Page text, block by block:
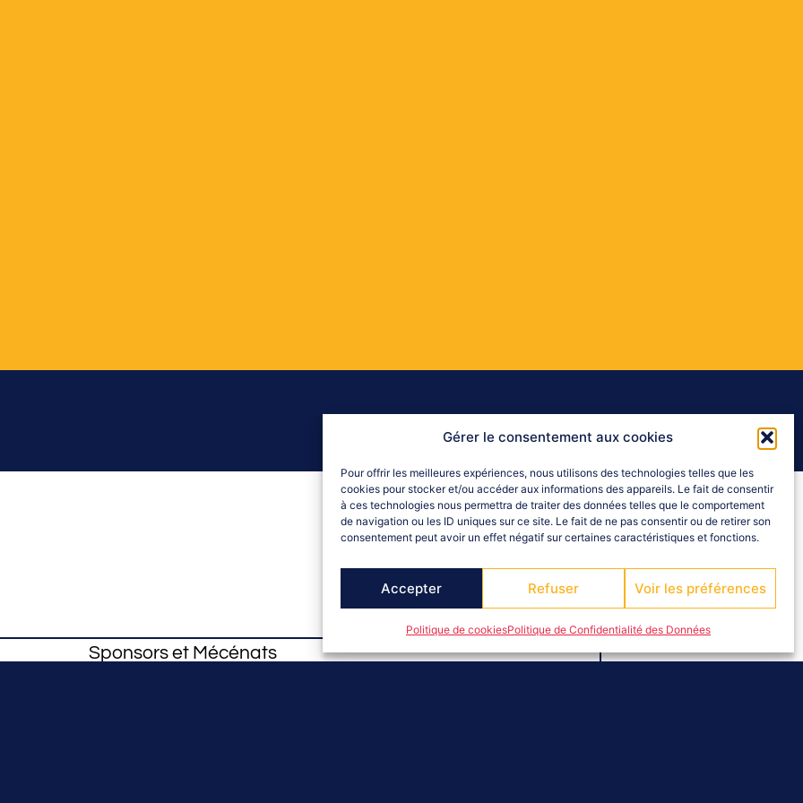
Gérer le consentement aux cookies
Pour offrir les meilleures expériences, nous utilisons des technologies telles que les
cookies pour stocker et/ou accéder aux informations des appareils. Le fait de consentir
à ces technologies nous permettra de traiter des données telles que le comportement
de navigation ou les ID uniques sur ce site. Le fait de ne pas consentir ou de retirer son
consentement peut avoir un effet négatif sur certaines caractéristiques et fonctions.
Accepter Refuser Voir les préférences
Politique de cookiesPolitique de Confidentialité des Données
Sponsors et Mécénats